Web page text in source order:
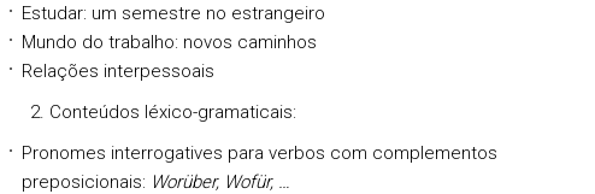
Estudar: um semestre no estrangeiro
Mundo do trabalho: novos caminhos
Relações interpessoais
2. Conteúdos léxico-gramaticais:
Pronomes interrogatives para verbos com complementos
preposicionais: Worüber, Wofür, …